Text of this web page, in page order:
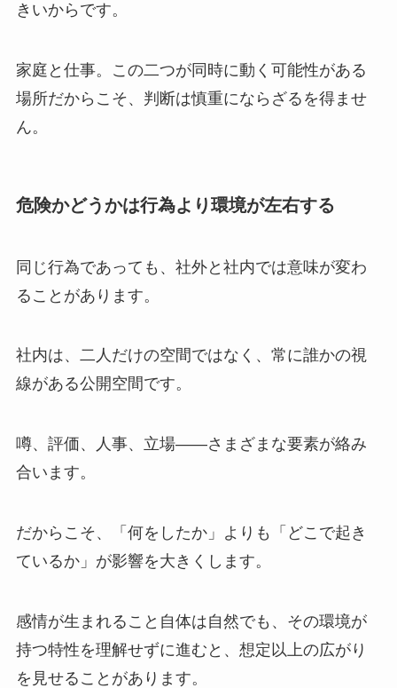
きいからです。
家庭と仕事。この二つが同時に動く可能性がある
場所だからこそ、判断は慎重にならざるを得ませ
ん。
危険かどうかは行為より環境が左右する
同じ行為であっても、社外と社内では意味が変わ
ることがあります。
社内は、二人だけの空間ではなく、常に誰かの視
線がある公開空間です。
噂、評価、人事、立場――さまざまな要素が絡み
合います。
だからこそ、「何をしたか」よりも「どこで起き
ているか」が影響を大きくします。
感情が生まれること自体は自然でも、その環境が
持つ特性を理解せずに進むと、想定以上の広がり
を見せることがあります。